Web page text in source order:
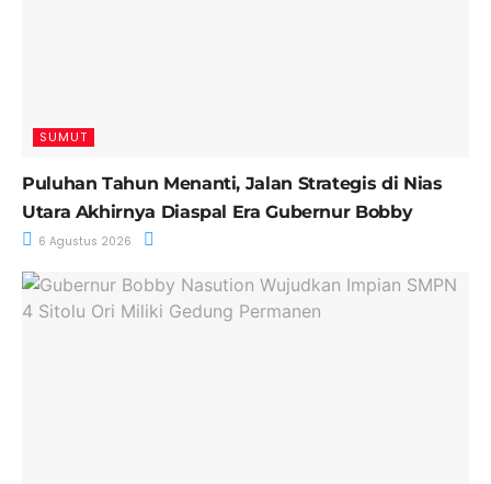
SUMUT
Puluhan Tahun Menanti, Jalan Strategis di Nias
Utara Akhirnya Diaspal Era Gubernur Bobby
6 Agustus 2026